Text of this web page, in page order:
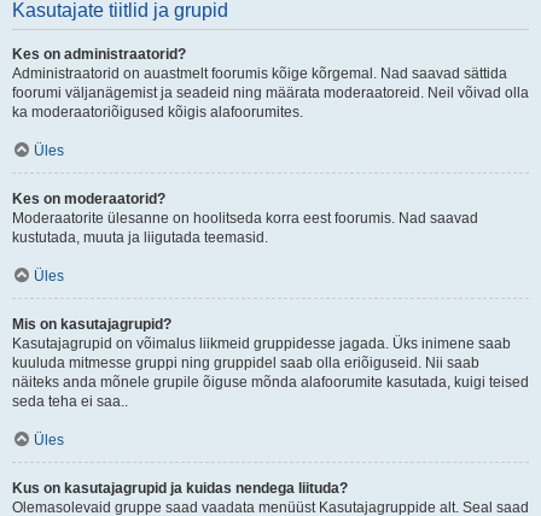
Kasutajate tiitlid ja grupid
Kes on administraatorid?
Administraatorid on auastmelt foorumis kõige kõrgemal. Nad saavad sättida
foorumi väljanägemist ja seadeid ning määrata moderaatoreid. Neil võivad olla
ka moderaatoriõigused kõigis alafoorumites.
Üles
Kes on moderaatorid?
Moderaatorite ülesanne on hoolitseda korra eest foorumis. Nad saavad
kustutada, muuta ja liigutada teemasid.
Üles
Mis on kasutajagrupid?
Kasutajagrupid on võimalus liikmeid gruppidesse jagada. Üks inimene saab
kuuluda mitmesse gruppi ning gruppidel saab olla eriõiguseid. Nii saab
näiteks anda mõnele grupile õiguse mõnda alafoorumite kasutada, kuigi teised
seda teha ei saa..
Üles
Kus on kasutajagrupid ja kuidas nendega liituda?
Olemasolevaid gruppe saad vaadata menüüst Kasutajagruppide alt. Seal saad